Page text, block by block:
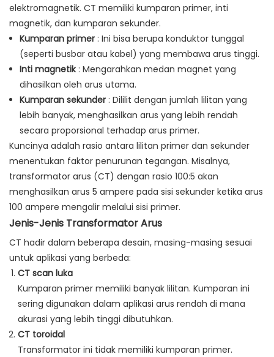
elektromagnetik. CT memiliki kumparan primer, inti
magnetik, dan kumparan sekunder.
Kumparan primer: Ini bisa berupa konduktor tunggal
(seperti busbar atau kabel) yang membawa arus tinggi.
Inti magnetik: Mengarahkan medan magnet yang
dihasilkan oleh arus utama.
Kumparan sekunder: Dililit dengan jumlah lilitan yang
lebih banyak, menghasilkan arus yang lebih rendah
secara proporsional terhadap arus primer.
Kuncinya adalah rasio antara lilitan primer dan sekunder
menentukan faktor penurunan tegangan. Misalnya,
transformator arus (CT) dengan rasio 100:5 akan
menghasilkan arus 5 ampere pada sisi sekunder ketika arus
100 ampere mengalir melalui sisi primer.
Jenis-Jenis Transformator Arus
CT hadir dalam beberapa desain, masing-masing sesuai
untuk aplikasi yang berbeda:
CT scan luka
Kumparan primer memiliki banyak lilitan. Kumparan ini
sering digunakan dalam aplikasi arus rendah di mana
akurasi yang lebih tinggi dibutuhkan.
CT toroidal
Transformator ini tidak memiliki kumparan primer.